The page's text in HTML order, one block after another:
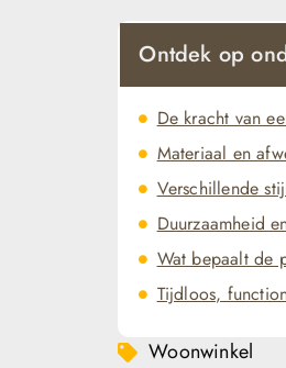
Ontdek op
De kracht van
Materiaal en
Verschillende
Duurzaamheid
Wat bepaalt de
Tijdloos,
Woonwinkel